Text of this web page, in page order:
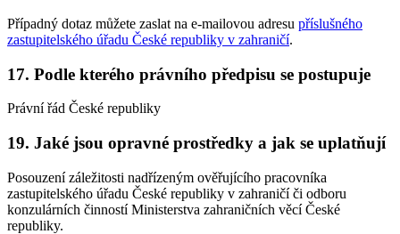
Případný dotaz můžete zaslat na e-mailovou adresu příslušného
zastupitelského úřadu České republiky v zahraničí.
17. Podle kterého právního předpisu se postupuje
Právní řád České republiky
19. Jaké jsou opravné prostředky a jak se uplatňují
Posouzení záležitosti nadřízeným ověřujícího pracovníka
zastupitelského úřadu České republiky v zahraničí či odboru
konzulárních činností Ministerstva zahraničních věcí České
republiky.